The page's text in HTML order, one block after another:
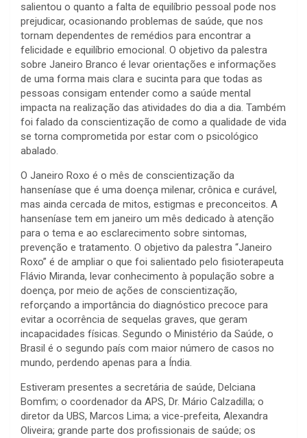
salientou o quanto a falta de equilíbrio pessoal pode nos
prejudicar, ocasionando problemas de saúde, que nos
tornam dependentes de remédios para encontrar a
felicidade e equilíbrio emocional. O objetivo da palestra
sobre Janeiro Branco é levar orientações e informações
de uma forma mais clara e sucinta para que todas as
pessoas consigam entender como a saúde mental
impacta na realização das atividades do dia a dia. Também
foi falado da conscientização de como a qualidade de vida
se torna comprometida por estar com o psicológico
abalado.
O Janeiro Roxo é o mês de conscientização da
hanseníase que é uma doença milenar, crônica e curável,
mas ainda cercada de mitos, estigmas e preconceitos. A
hanseníase tem em janeiro um mês dedicado à atenção
para o tema e ao esclarecimento sobre sintomas,
prevenção e tratamento. O objetivo da palestra “Janeiro
Roxo” é de ampliar o que foi salientado pelo fisioterapeuta
Flávio Miranda, levar conhecimento à população sobre a
doença, por meio de ações de conscientização,
reforçando a importância do diagnóstico precoce para
evitar a ocorrência de sequelas graves, que geram
incapacidades físicas. Segundo o Ministério da Saúde, o
Brasil é o segundo país com maior número de casos no
mundo, perdendo apenas para a Índia.
Estiveram presentes a secretária de saúde, Delciana
Bomfim; o coordenador da APS, Dr. Mário Calzadilla; o
diretor da UBS, Marcos Lima; a vice-prefeita, Alexandra
Oliveira; grande parte dos profissionais de saúde; os